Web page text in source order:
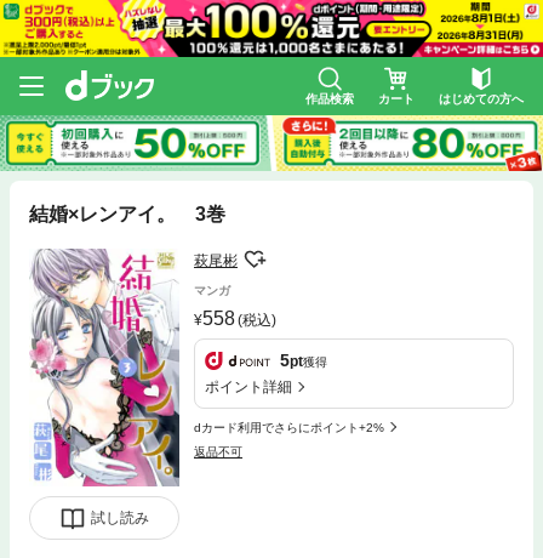
作品検索 カート はじめての方へ
結婚×レンアイ。 3巻
試し読み
萩尾彬
マンガ
558(税込)
5pt獲得
ポイント詳細
dカード利用でさらにポイント+2%
返品不可